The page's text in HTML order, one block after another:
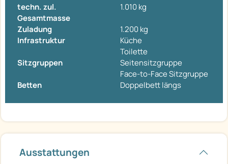
techn. zul.
Gesamtmasse
1.010 kg
Zuladung
1.200 kg
Infrastruktur
Küche
Toilette
Sitzgruppen
Seitensitzgruppe
Face-to-Face Sitzgruppe
Betten
Doppelbett längs
Ausstattungen